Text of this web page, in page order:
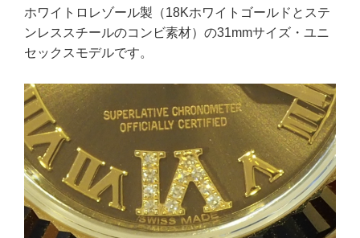
ホワイトロレゾール製（18Kホワイトゴールドとステ
ンレススチールのコンビ素材）の31mmサイズ・ユニ
セックスモデルです。